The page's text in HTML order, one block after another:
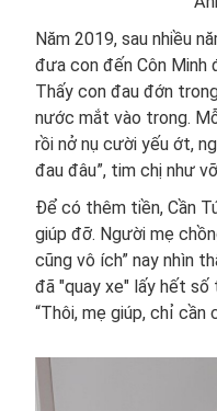
Năm 2019, sau nhiều
đưa con đến Côn Minh
Thấy con đau đớn
nước mắt vào trong.
rồi nở nụ cười yếu ớt,
đau đâu”, tim chị như
Để có thêm tiền, Cần
giúp đỡ. Người mẹ
cũng vô ích” nay nhìn
đã "quay xe" lấy hết
“Thôi, mẹ giúp, chỉ cần